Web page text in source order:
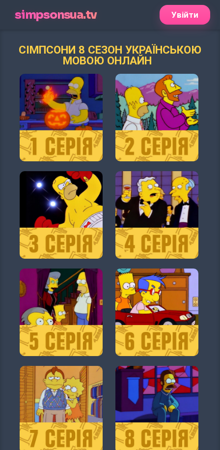
simpsonsua.tv Увійти
СІМПСОНИ 8 СЕЗОН УКРАЇНСЬКОЮ
МОВОЮ ОНЛАЙН